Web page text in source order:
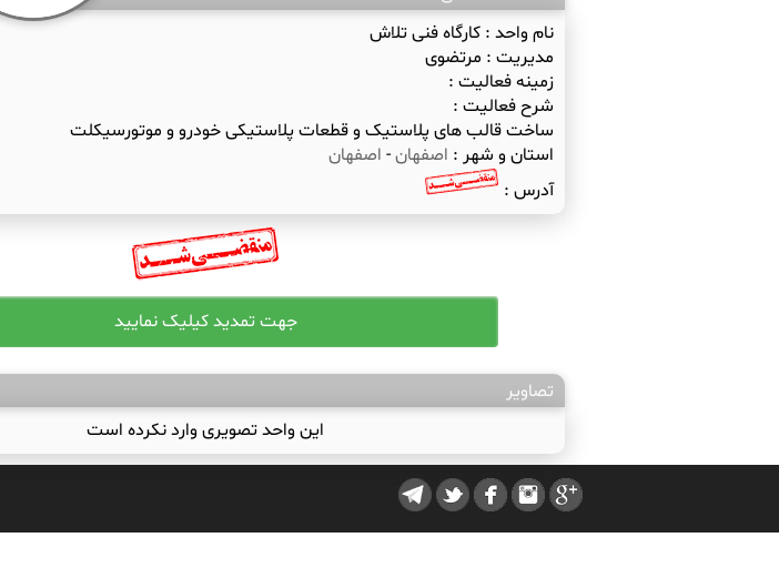
نام واحد :کارگاه فنی تلاش
مدیریت : مرتضوی
زمینه فعالیت :
شرح فعالیت :
ساخت قالب های پلاستیک و قطعات پلاستیکی خودرو و موتورسیکلت
استان و شهر : اصفهان- اصفهان
آدرس :
تصاویر
این واحد تصویری وارد نکرده است